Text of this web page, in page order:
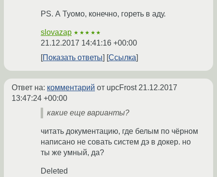
PS. А Туомо, конечно, гореть в аду.
slovazap ★★★★★
21.12.2017 14:41:16 +00:00
Показать ответы
Ссылка
Ответ на: комментарий от upcFrost21.12.2017
13:47:24 +00:00
какие еще варианты?
читать документацию, где белым по чёрном
написано не совать систем дэ в докер. но
ты же умный, да?
Deleted